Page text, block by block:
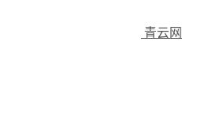
青云网